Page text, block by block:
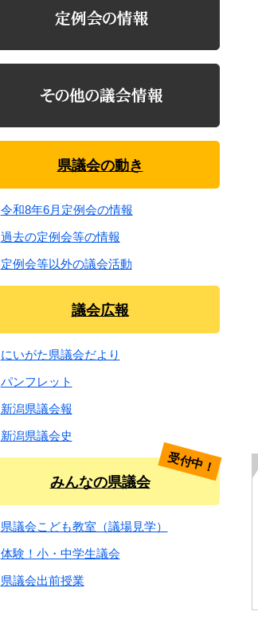
県議会の動き
令和8年6月定例会の情報
過去の定例会等の情報
定例会等以外の議会活動
議会広報
にいがた県議会だより
パンフレット
新潟県議会報
新潟県議会史
みんなの県議会
受付中！
県議会こども教室（議場見学）
体験！小・中学生議会
県議会出前授業